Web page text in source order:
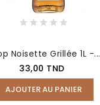
Noisette Grillée 1L -...
Prix
33,00 TND
AJOUTER AU PANIER